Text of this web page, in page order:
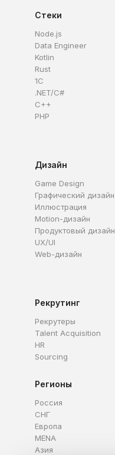
Стеки
Node.js
Data Engineer
Kotlin
Rust
1C
.NET/C#
C++
PHP
Дизайн
Game Design
Графический дизайн
Иллюстрация
Motion-дизайн
Продуктовый дизайн
UX/UI
Web-дизайн
Рекрутинг
Рекрутеры
Talent Acquisition
HR
Sourcing
Регионы
Россия
СНГ
Европа
MENA
Азия